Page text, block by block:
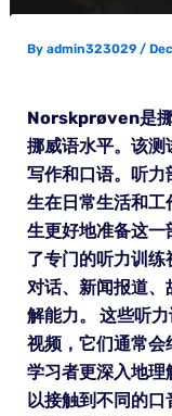
By admin323029 /
Norskprøven是挪
挪威语水平。该测
写作和口语。听力
生在日常生活和工
生更好地准备这一
了专门的听力训
对话、新闻报道、
解能力。 这些听
视频，它们通常会
学习者更深入地理
以接触到不同的